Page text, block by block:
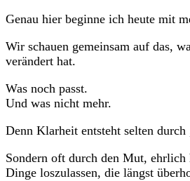
Genau hier beginne ich heute mit
Wir schauen gemeinsam auf das,
verändert hat.
Was noch passt.
Und was nicht mehr.
Denn Klarheit entsteht selten durch
Sondern oft durch den Mut, ehrlich
Dinge loszulassen, die längst